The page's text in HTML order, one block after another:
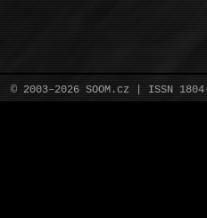
© 2003–2026 SOOM.cz | ISSN